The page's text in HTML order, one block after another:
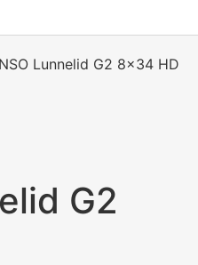
Lunnelid G2 8×34 HD
G2